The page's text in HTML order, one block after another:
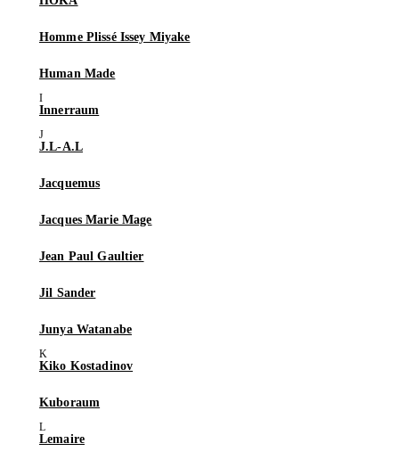
Homme Plissé Issey Miyake
Human Made
Innerraum
J.L-A.L
Jacquemus
Jacques Marie Mage
Jean Paul Gaultier
Jil Sander
Junya Watanabe
Kiko Kostadinov
Kuboraum
Lemaire